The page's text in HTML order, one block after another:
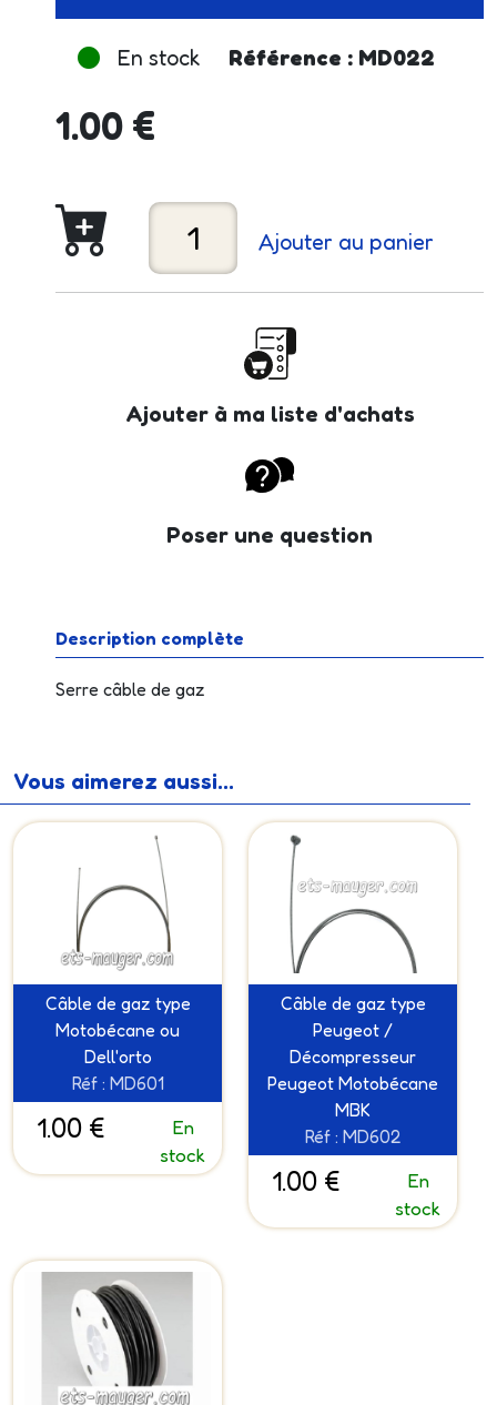
En stock Référence : MD022
1.00 €
Ajouter au panier
Ajouter à ma liste d'achats
Poser une question
Description complète
Serre câble de gaz
Vous aimerez aussi...
Câble de gaz type
Motobécane ou
Dell'orto
Réf : MD601
1.00 €
En
stock
Câble de gaz type
Peugeot /
Décompresseur
Peugeot Motobécane
MBK
Réf : MD602
1.00 €
En
stock